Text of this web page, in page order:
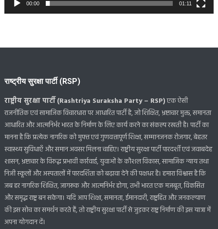
00:00 01:11
राष्ट्रीय सुरक्षा पार्टी (RSP)
राष्ट्रीय सुरक्षा पार्टी (Rashtriya Suraksha Party – RSP)एक ऐसी
राजनीतिक एवं सामाजिक विचारधारा पर आधारित पार्टी है, जो शिक्षित, भ्रष्टाचार मुक्त, समानता
आधारित और आत्मनिर्भर भारत के निर्माण के लिए कार्य करने का संकल्प रखती है। पार्टी का
मानना है कि प्रत्येक नागरिक को मुफ्त एवं गुणवत्तापूर्ण शिक्षा, सम्मानजनक रोजगार, बेहतर
स्वास्थ्य सुविधाएँ और समान अवसर मिलना चाहिए। राष्ट्रीय सुरक्षा पार्टी पारदर्शी एवं जवाबदेह
शासन, भ्रष्टाचार के विरुद्ध प्रभावी कार्रवाई, युवाओं के कौशल विकास, सामाजिक न्याय तथा
निजी स्कूलों और अस्पतालों में पारदर्शिता को बढ़ावा देने की पक्षधर है। हमारा विश्वास है कि
जब हर नागरिक शिक्षित, जागरूक और आत्मनिर्भर होगा, तभी भारत एक मजबूत, विकसित
और समृद्ध राष्ट्र बन सकेगा। यदि आप शिक्षा, समानता, ईमानदारी, राष्ट्रहित और जनकल्याण
की इस सोच का समर्थन करते हैं, तो राष्ट्रीय सुरक्षा पार्टी से जुड़कर राष्ट्र निर्माण की इस यात्रा में
अपना योगदान दें।